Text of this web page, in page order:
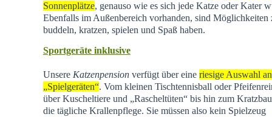
Sonnenplätze, genauso wie es sich jede Katze oder Kater
Ebenfalls im Außenbereich vorhanden, sind Möglichkeiten
buddeln, kratzen, spielen und Spaß haben.
Sportgeräte inklusive
Unsere Katzenpensionverfügt über eine riesige Auswahl an
„Spielgeräten“. Vom kleinen Tischtennisball oder
über Kuscheltiere und „Rascheltüten“ bis hin zum
die tägliche Krallenpflege. Sie müssen also kein Spielzeug